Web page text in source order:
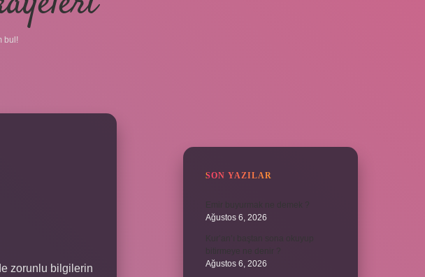
bul!
zorunlu bilgilerin
SON YAZILAR
Ağustos 6, 2026
Ağustos 6, 2026